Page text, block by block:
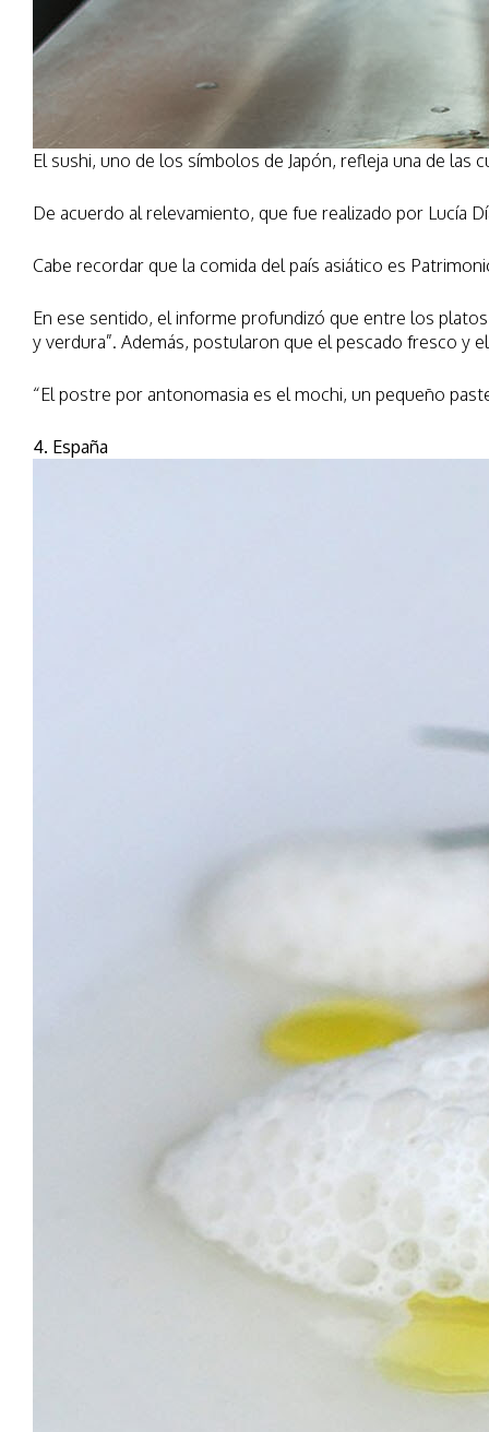
El sushi, uno de los símbolos de Japón, refleja una de
De acuerdo al relevamiento, que fue realizado por Lucía
Cabe recordar que la comida del país asiático es
En ese sentido, el informe profundizó que entre los
y verdura”. Además, postularon que el pescado fresco y
“El postre por antonomasia es el mochi, un pequeño
4. España